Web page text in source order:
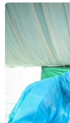
vòng 5 tháng qua.